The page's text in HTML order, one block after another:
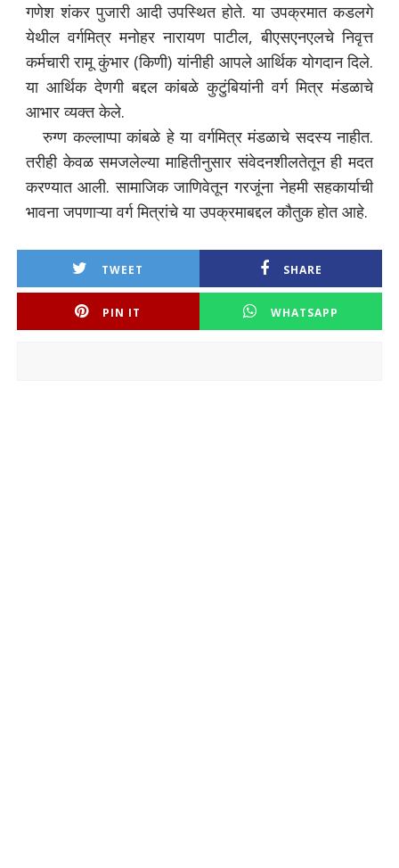
गणेश शंकर पुजारी आदी उपस्थित होते. या उपक्रमात कडलगे
येथील वर्गमित्र मनोहर नारायण पाटील, बीएसएनएलचे निवृत्त
कर्मचारी रामू कुंभार (किणी) यांनीही आपले आर्थिक योगदान दिले.
या आर्थिक देणगी बद्दल कांबळे कुटुंबियांनी वर्ग मित्र मंडळाचे
आभार व्यक्त केले.
रुग्ण कल्लाप्पा कांबळे हे या वर्गमित्र मंडळाचे सदस्य नाहीत.
तरीही केवळ समजलेल्या माहितीनुसार संवेदनशीलतेतून ही मदत
करण्यात आली. सामाजिक जाणिवेतून गरजूंना नेहमी सहकार्याची
भावना जपणाऱ्या वर्ग मित्रांचे या उपक्रमाबद्दल कौतुक होत आहे.
TWEET SHARE
PIN IT WHATSAPP